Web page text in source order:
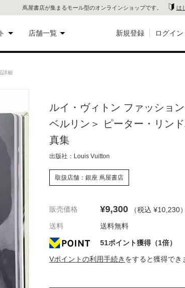
蔦屋書店が集まるモール型のオンラインショップです。 は
すすめ
店舗一覧
代官山 蔦
屋書店
銀座 蔦屋
書店
六本木 蔦
新規登録 ログイン
詳細
ルイ・ヴィトン ファッショ
ベルリン＞ ピーター・リン
真集
出版社：Louis Vuitton
取扱店舗：銀座 蔦屋書店
販売価格 ¥9,300 （税込 ¥10,230）
送料
送料無料
51ポイント獲得（1倍）
Vポイントの利用手続き をすると獲得でき